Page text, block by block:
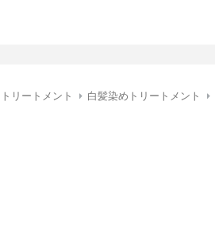
トリートメント 白髪染めトリートメント